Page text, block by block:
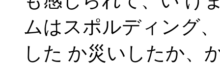
ムはスポルディング
した か災いしたか、